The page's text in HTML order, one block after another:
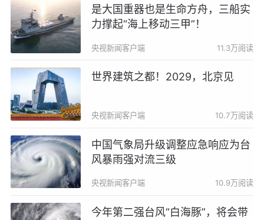
是大国重器也是生命方舟，三船实
力撑起“海上移动三甲”！
央视新闻客户端 11.3万阅读
世界建筑之都！2029，北京见
央视新闻客户端 10.7万阅读
中国气象局升级调整应急响应为台
风暴雨强对流三级
央视新闻客户端 10.9万阅读
今年第二强台风“白海豚”，将会带